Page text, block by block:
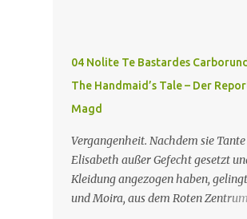
um ein für Gilead lebenswichtiges
Botschafterin Castillo konfrontiert
mit ihrem Buch „Der Platz einer
„häuslichen Feminismus” für eine
Gesellschaft postuliert, deren
die Fortpflanzung ist. June und
Mägde werden zum Staatsbankett
04 Nolite Te Bastardes
The Handmaid’s Tale – Der
Magd
Vergangenheit. Nachdem sie Tante
Elisabeth außer Gefecht gesetzt
Kleidung angezogen haben, gelingt
und Moira, aus dem Roten